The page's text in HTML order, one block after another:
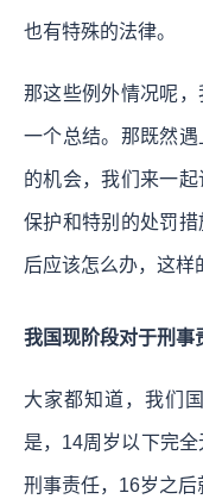
也有特殊的法律。
那这些例外情况呢
一个总结。那既然
的机会，我们来一
保护和特别的处罚
后应该怎么办，这样
我国现阶段对于刑事
大家都知道，我们
是，14周岁以下完
刑事责任，16岁之后